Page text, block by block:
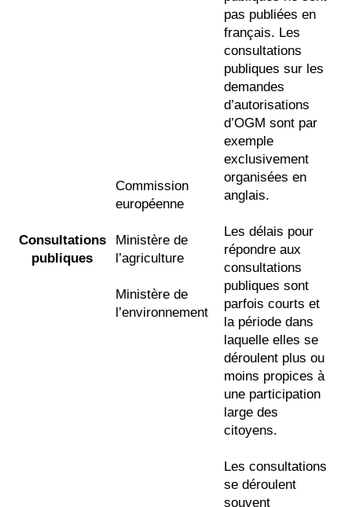
Consultations
publiques
Commission
européenne
Ministère de
l’agriculture
Ministère de
l’environnement
pas publiées en
français. Les
consultations
publiques sur les
demandes
d’autorisations
d’OGM sont par
exemple
exclusivement
organisées en
anglais.
Les délais pour
répondre aux
consultations
publiques sont
parfois courts et
la période dans
laquelle elles se
déroulent plus ou
moins propices à
une participation
large des
citoyens.
Les consultations
se déroulent
souvent